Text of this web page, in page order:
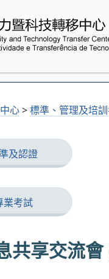
心>標準、管理及培
及認證
業考試
共享交流